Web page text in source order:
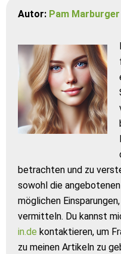
Autor: Pam Marburger
betrachten und zu
sowohl die
möglichen
vermitteln. Du kannst
in.de kontaktieren, um
zu meinen Artikeln zu